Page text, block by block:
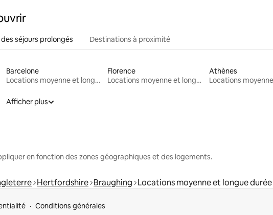
séjours prolongés Destinations à proximité
Barcelone
Locations moyenne et longue durée
Florence
Locations moyenne et longue durée
Athènes
Afficher plus
en fonction des zones géographiques et des logements.
Hertfordshire Braughing Locations moyenne et longue durée
Conditions générales